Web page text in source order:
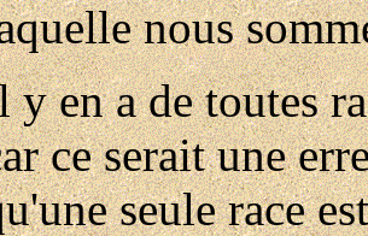
nous
y en a de toutes
ce serait une
seule race